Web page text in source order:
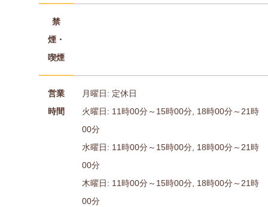
禁
煙・
喫煙
営業
時間
月曜日: 定休日
火曜日: 11時00分～15時00分, 18時00分～21時
00分
水曜日: 11時00分～15時00分, 18時00分～21時
00分
木曜日: 11時00分～15時00分, 18時00分～21時
00分